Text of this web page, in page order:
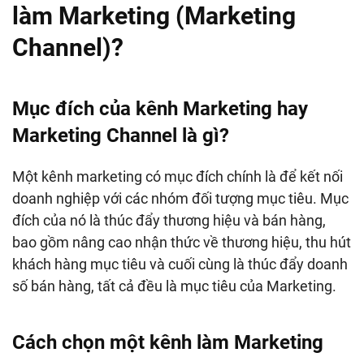
làm Marketing (Marketing
Channel)?
Mục đích của kênh Marketing hay
Marketing Channel là gì?
Một kênh marketing có mục đích chính là để kết nối
doanh nghiệp với các nhóm đối tượng mục tiêu. Mục
đích của nó là thúc đẩy thương hiệu và bán hàng,
bao gồm nâng cao nhận thức về thương hiệu, thu hút
khách hàng mục tiêu và cuối cùng là thúc đẩy doanh
số bán hàng, tất cả đều là mục tiêu của Marketing.
Cách chọn một kênh làm Marketing